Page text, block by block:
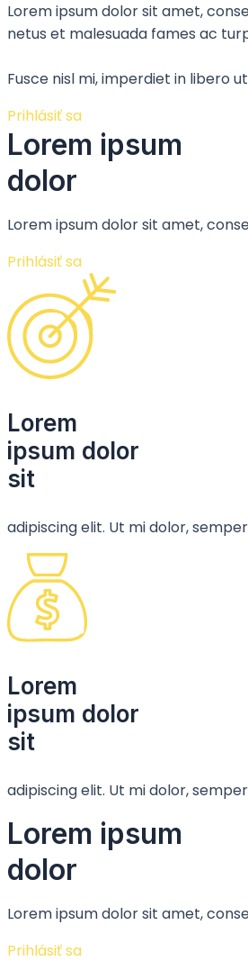
Lorem ipsum dolor sit amet,
netus et malesuada fames ac
Fusce nisl mi, imperdiet in libero
Prihlásiť sa
Lorem ipsum
dolor
Lorem ipsum dolor sit amet,
Prihlásiť sa
Lorem
ipsum dolor
sit
adipiscing elit. Ut mi dolor,
Lorem
ipsum dolor
sit
adipiscing elit. Ut mi dolor,
Lorem ipsum
dolor
Lorem ipsum dolor sit amet,
Prihlásiť sa